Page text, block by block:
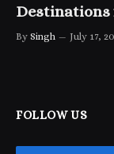
Destinations
By Singh July 17,
FOLLOW US